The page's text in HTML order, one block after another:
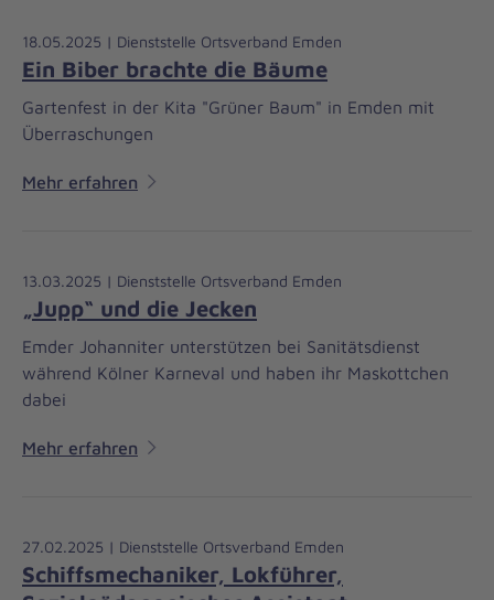
18.05.2025 | Dienststelle Ortsverband Emden
Ein Biber brachte die Bäume
Gartenfest in der Kita "Grüner Baum" in Emden mit
Überraschungen
Mehr erfahren
13.03.2025 | Dienststelle Ortsverband Emden
„Jupp“ und die Jecken
Emder Johanniter unterstützen bei Sanitätsdienst
während Kölner Karneval und haben ihr Maskottchen
dabei
Mehr erfahren
27.02.2025 | Dienststelle Ortsverband Emden
Schiffsmechaniker, Lokführer,